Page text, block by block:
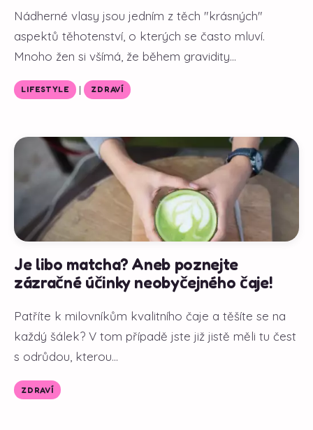
Nádherné vlasy jsou jedním z těch "krásných"
aspektů těhotenství, o kterých se často mluví.
Mnoho žen si všímá, že během gravidity...
LIFESTYLE | ZDRAVÍ
Je libo matcha? Aneb poznejte
zázračné účinky neobyčejného čaje!
Patříte k milovníkům kvalitního čaje a těšíte se na
každý šálek? V tom případě jste již jistě měli tu čest
s odrůdou, kterou...
ZDRAVÍ